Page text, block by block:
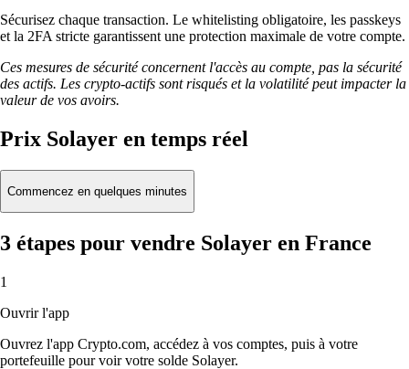
Sécurisez chaque transaction. Le whitelisting obligatoire, les passkeys
et la 2FA stricte garantissent une protection maximale de votre compte.
Ces mesures de sécurité concernent l'accès au compte, pas la sécurité
des actifs. Les crypto-actifs sont risqués et la volatilité peut impacter la
valeur de vos avoirs.
Prix Solayer en temps réel
Commencez en quelques minutes
3 étapes pour vendre Solayer en France
1
Ouvrir l'app
Ouvrez l'app Crypto.com, accédez à vos comptes, puis à votre
portefeuille pour voir votre solde Solayer.